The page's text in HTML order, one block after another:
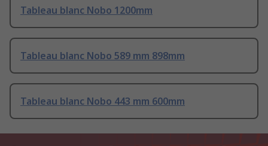
Tableau blanc Nobo 1200mm
Tableau blanc Nobo 589 mm 898mm
Tableau blanc Nobo 443 mm 600mm